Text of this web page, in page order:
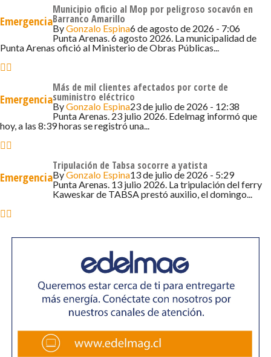
que aún se mantienen evaluaciones específicas en
algunos ámbitos, como el abastecimiento de GNC —que
requiere pruebas y análisis adicionales—, la situación de
Methanex, y la reposición en establecimientos
empresa distribuidora.
El Delegado destacó especialmente el rol de la
comunidad durante esta emergencia, señalando que “el
demuestra una actitud responsable, informada y
consciente frente a una situación de emergencia
regional”. En ese contexto, reiteró el llamado a mantener
Por su parte, el Director (s) de SENAPRED Magallanes,
Luis Calixto, indicó que, si bien la emergencia ha
mostrado una evolución positiva tanto en Posesión
como en el abastecimiento de gas en Punta Arenas y
Puerto Natales, “el Sistema Nacional de Prevención y
Respuesta ante Desastres se mantendrá en monitoreo
Emergencia
Municipio oficio al Mop por peligroso socavón en
Barranco Amarillo
ByGonzalo Espina6 de agosto de 2026 - 7:06
Punta Arenas. 6 agosto 2026. La municipalidad de
Punta Arenas ofició al Ministerio de Obras Públicas...
Emergencia
Más de mil clientes afectados por corte de
suministro eléctrico
ByGonzalo Espina23 de julio de 2026 - 12:38
Punta Arenas. 23 julio 2026. Edelmag informó que
hoy, a las 8:39 horas se registró una...
Emergencia
Tripulación de Tabsa socorre a yatista
ByGonzalo Espina13 de julio de 2026 - 5:29
Punta Arenas. 13 julio 2026. La tripulación del ferry
Kaweskar de TABSA prestó auxilio, el domingo...